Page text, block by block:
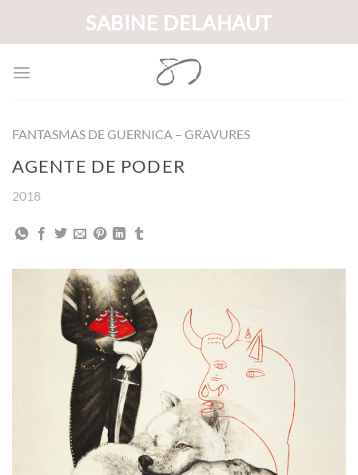
contenu
SABINE DELAHAUT
FANTASMAS DE GUERNICA – GRAVURES
AGENTE DE PODER
2018